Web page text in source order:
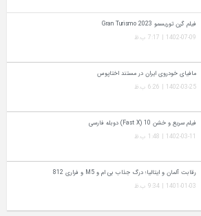
فیلم گرن توریسمو Gran Turismo 2023
1402-07-09 | 7:17 ب.ظ
مافیای خودروی ایران در مستند اختاپوس
1402-03-25 | 6:26 ب.ظ
فیلم سریع و خشن 10 (Fast X) دوبله فارسی
1402-03-11 | 1:48 ب.ظ
رقابت آلمان و ایتالیا؛ درگ جذاب بی ام و M5 و فراری 812
1401-01-03 | 9:34 ب.ظ